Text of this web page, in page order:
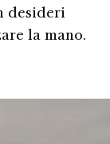
desideri
la mano.